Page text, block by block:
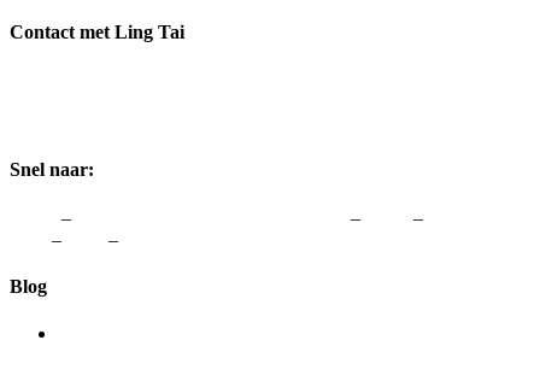
Contact met Ling Tai
Snel naar:
– – –
– –
Blog